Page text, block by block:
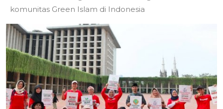
komunitas Green Islam di Indonesia